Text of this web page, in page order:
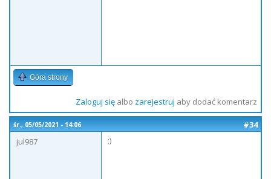
Góra strony
Zaloguj sięalbo zarejestruj aby dodać komentarz
śr., 05/05/2021 - 14:06
#34
jul987
;)